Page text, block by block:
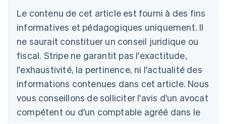
Le contenu de cet article est fourni à des fins
informatives et pédagogiques uniquement. Il
ne saurait constituer un conseil juridique ou
fiscal. Stripe ne garantit pas l'exactitude,
l'exhaustivité, la pertinence, ni l'actualité des
informations contenues dans cet article. Nous
vous conseillons de solliciter l'avis d'un avocat
compétent ou d'un comptable agréé dans le
Allemagne
Deutsch English
Australie
English
DeutschEnglish
Belgique
Nederlands Français English
Brésil